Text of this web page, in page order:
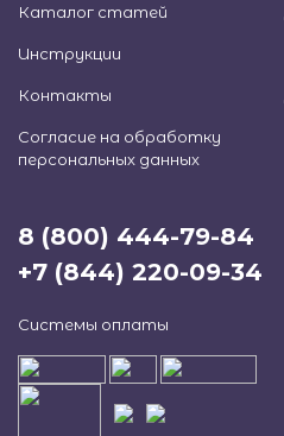
Каталог статей
Инструкции
Контакты
Согласие на обработку
персональных данных
8 (800) 444-79-84
+7 (844) 220-09-34
Системы оплаты